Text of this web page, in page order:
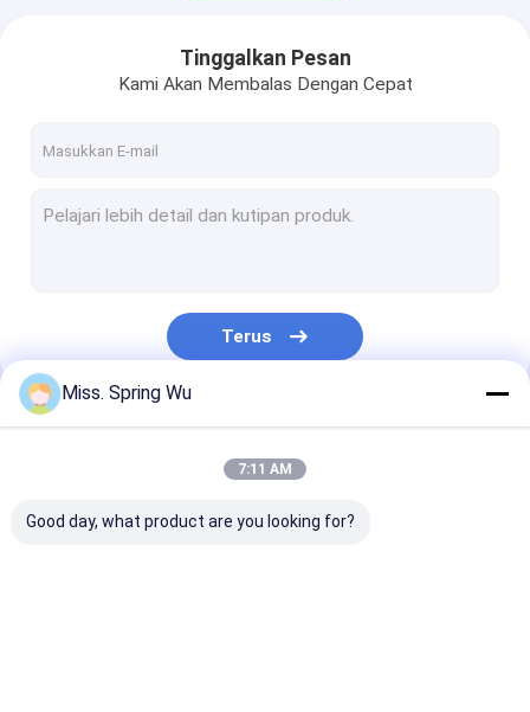
Stud dan lagu gulungan yang membentuk mesin
CZ Purlin Roll Forming Machine
Kusen pintu mesin roll forming
atap panel roll membentuk mesin
Pagar pembatas Mesin Roll Forming
Tinggalkan Pesan
Kami Akan Membalas Dengan Cepat
Terus
Kategori Kami
Miss. Spring Wu
7:11 AM
Good day, what product are you looking for?